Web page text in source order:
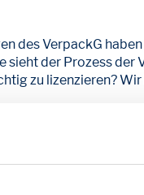
des VerpackG
sieht der Prozess
zu lizenzieren?
sich im